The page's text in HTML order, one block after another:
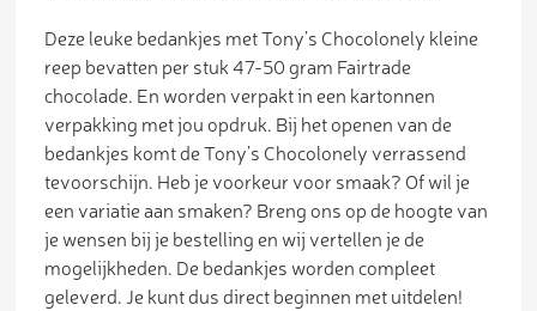
Deze leuke bedankjes met Tony’s Chocolonely kleine
reep bevatten per stuk 47-50 gram Fairtrade
chocolade. En worden verpakt in een kartonnen
verpakking met jou opdruk. Bij het openen van de
bedankjes komt de Tony’s Chocolonely verrassend
tevoorschijn. Heb je voorkeur voor smaak? Of wil je
een variatie aan smaken? Breng ons op de hoogte van
je wensen bij je bestelling en wij vertellen je de
mogelijkheden. De bedankjes worden compleet
geleverd. Je kunt dus direct beginnen met uitdelen!